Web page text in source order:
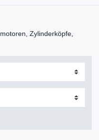
Zylinderköpfe,